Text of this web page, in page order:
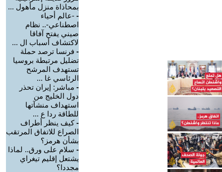
بمحاذاة منزل مأهول ...
- -عالم أحياء
اصطناعي-.. نظام
صيني يفتح آفاقا
لاكتشاف أسباب ال ...
- فرنسا ترصد حملة
تضليل مرتبطة بروسيا
تستهدف المرشح
الرئاسي غا ...
- مباشر: إيران تحذر
دول الخليج من
استهداف منشآتها
للطاقة ردا ع ...
-كيف ينظر أطراف
الصراع للاتفاق المرتقب
بشأن هرمز؟
- سلام على ورق.. لماذا
يشتعل إقليم تيغراي
مجددا؟